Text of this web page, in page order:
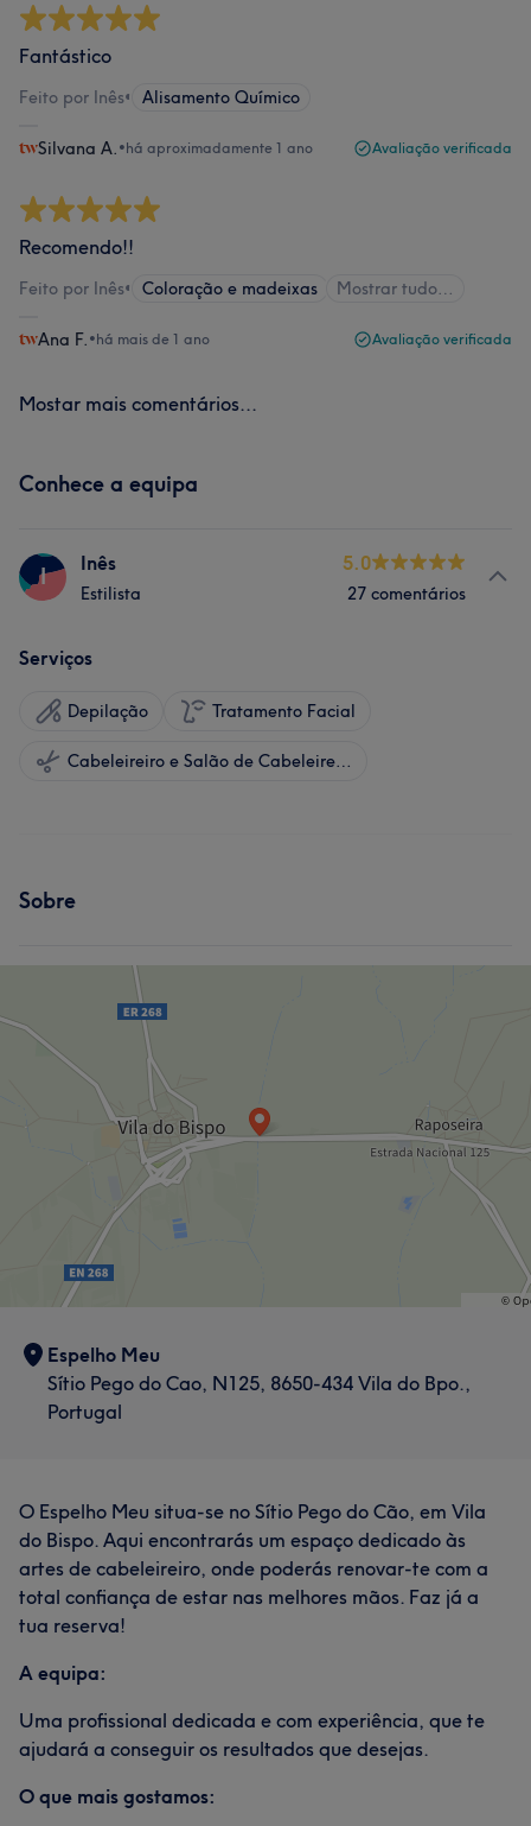
Fantástico
Feito por Inês• Alisamento Químico
Silvana A. •há aproximadamente 1 ano Avaliação verificada
Recomendo!!
Feito por Inês• Coloração e madeixas Mostrar tudo…
Ana F. •há mais de 1 ano Avaliação verificada
Mostar mais comentários...
Conhece a equipa
I Inês
Estilista
5.0
27 comentários
Serviços
Depilação Tratamento Facial
Cabeleireiro e Salão de Cabeleireiro
Sobre
Espelho Meu
Sítio Pego do Cao, N125, 8650-434 Vila do Bpo.,
Portugal
O Espelho Meu situa-se no Sítio Pego do Cão, em Vila
do Bispo. Aqui encontrarás um espaço dedicado às
artes de cabeleireiro, onde poderás renovar-te com a
total confiança de estar nas melhores mãos. Faz já a
tua reserva!
A equipa:
Uma profissional dedicada e com experiência, que te
ajudará a conseguir os resultados que desejas.
O que mais gostamos: